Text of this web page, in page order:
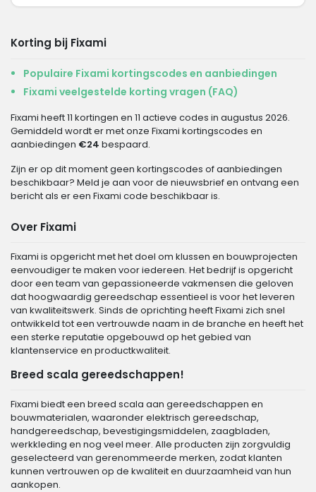
Korting bij Fixami
Populaire Fixami kortingscodes en aanbiedingen
Fixami veelgestelde korting vragen (FAQ)
Fixami heeft 11 kortingen en 11 actieve codes in augustus 2026.
Gemiddeld wordt er met onze Fixami kortingscodes en
aanbiedingen €24 bespaard.
Zijn er op dit moment geen kortingscodes of aanbiedingen
beschikbaar? Meld je aan voor de nieuwsbrief en ontvang een
bericht als er een Fixami code beschikbaar is.
Over Fixami
Fixami is opgericht met het doel om klussen en bouwprojecten
eenvoudiger te maken voor iedereen. Het bedrijf is opgericht
door een team van gepassioneerde vakmensen die geloven
dat hoogwaardig gereedschap essentieel is voor het leveren
van kwaliteitswerk. Sinds de oprichting heeft Fixami zich snel
ontwikkeld tot een vertrouwde naam in de branche en heeft het
een sterke reputatie opgebouwd op het gebied van
klantenservice en productkwaliteit.
Breed scala gereedschappen!
Fixami biedt een breed scala aan gereedschappen en
bouwmaterialen, waaronder elektrisch gereedschap,
handgereedschap, bevestigingsmiddelen, zaagbladen,
werkkleding en nog veel meer. Alle producten zijn zorgvuldig
geselecteerd van gerenommeerde merken, zodat klanten
kunnen vertrouwen op de kwaliteit en duurzaamheid van hun
aankopen.